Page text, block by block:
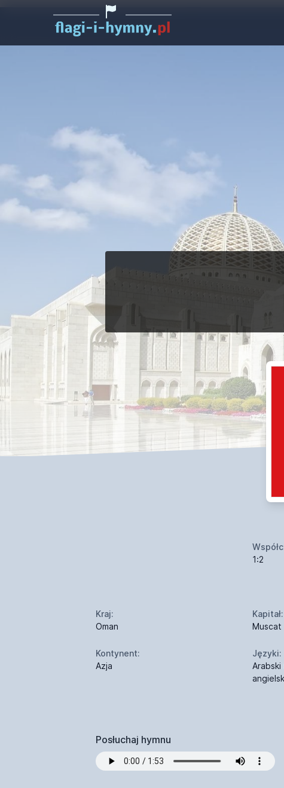
1:2
Kraj:
Oman
Kapitał:
Muscat
Kontynent:
Azja
Języki:
Posłuchaj hymnu